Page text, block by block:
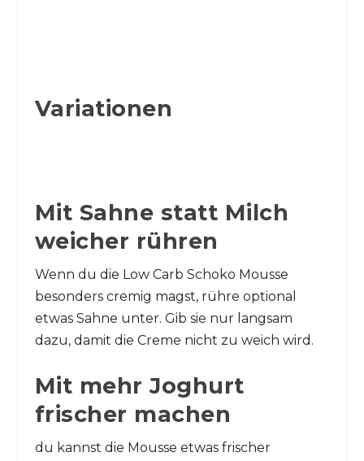
Variationen
Mit Sahne statt Milch
weicher rühren
Wenn du die Low Carb Schoko Mousse
besonders cremig magst, rühre optional
etwas Sahne unter. Gib sie nur langsam
dazu, damit die Creme nicht zu weich wird.
Mit mehr Joghurt
frischer machen
du kannst die Mousse etwas frischer